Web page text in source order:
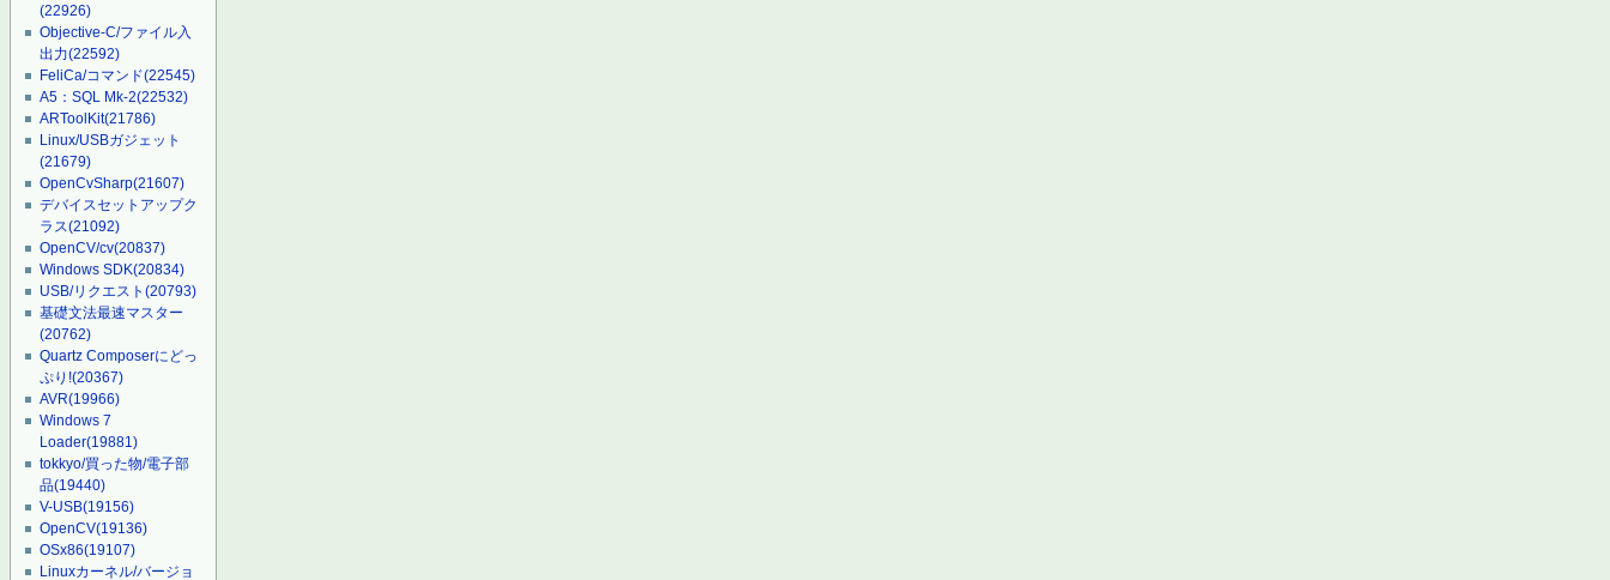
(22926)
Objective-C/ファイル入
出力(22592)
FeliCa/コマンド(22545)
A5：SQL Mk-2(22532)
ARToolKit(21786)
Linux/USBガジェット
(21679)
OpenCvSharp(21607)
デバイスセットアップク
ラス(21092)
OpenCV/cv(20837)
Windows SDK(20834)
USB/リクエスト(20793)
基礎文法最速マスター
(20762)
Quartz Composerにどっ
ぷり!(20367)
AVR(19966)
Windows 7
Loader(19881)
tokkyo/買った物/電子部
品(19440)
V-USB(19156)
OpenCV(19136)
OSx86(19107)
Linuxカーネル/バージョ